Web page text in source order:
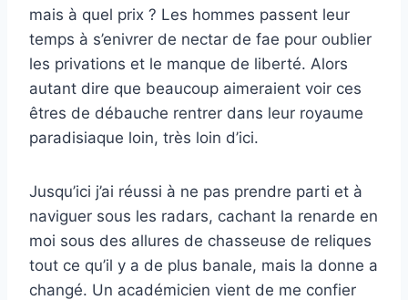
mais à quel prix ? Les hommes passent leur
temps à s’enivrer de nectar de fae pour oublier
les privations et le manque de liberté. Alors
autant dire que beaucoup aimeraient voir ces
êtres de débauche rentrer dans leur royaume
paradisiaque loin, très loin d’ici.
Jusqu’ici j’ai réussi à ne pas prendre parti et à
naviguer sous les radars, cachant la renarde en
moi sous des allures de chasseuse de reliques
tout ce qu’il y a de plus banale, mais la donne a
changé. Un académicien vient de me confier